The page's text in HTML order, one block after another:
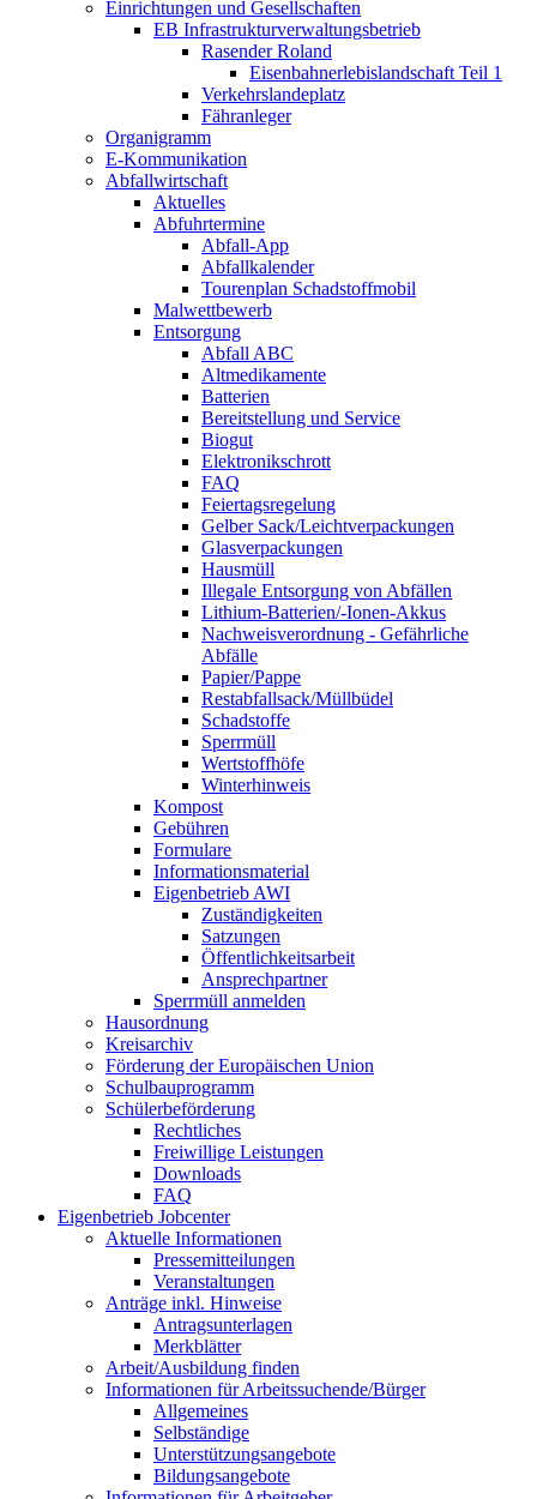
Einrichtungen und Gesellschaften
EB Infrastruktur­verwaltungsbetrieb
Rasender Roland
Eisenbahnerlebis­landschaft Teil 1
Verkehrslandeplatz
Fähranleger
Organigramm
E-Kommunikation
Abfallwirtschaft
Aktuelles
Abfuhrtermine
Abfall-App
Abfallkalender
Tourenplan Schadstoffmobil
Malwettbewerb
Entsorgung
Abfall ABC
Altmedikamente
Batterien
Bereitstellung und Service
Biogut
Elektronikschrott
FAQ
Feiertagsregelung
Gelber Sack/Leichtverpackungen
Glasverpackungen
Hausmüll
Illegale Entsorgung von Abfällen
Lithium-Batterien/-Ionen-Akkus
Nachweisverordnung - Gefährliche
Abfälle
Papier/Pappe
Restabfallsack/Müllbüdel
Schadstoffe
Sperrmüll
Wertstoffhöfe
Winterhinweis
Kompost
Gebühren
Formulare
Informationsmaterial
Eigenbetrieb AWI
Zuständigkeiten
Satzungen
Öffentlichkeitsarbeit
Ansprechpartner
Sperrmüll anmelden
Hausordnung
Kreisarchiv
Förderung der Europäischen Union
Schulbauprogramm
Schülerbeförderung
Rechtliches
Freiwillige Leistungen
Downloads
FAQ
Eigenbetrieb Jobcenter
Aktuelle Informationen
Pressemitteilungen
Veranstaltungen
Anträge inkl. Hinweise
Antragsunterlagen
Merkblätter
Arbeit/Ausbildung finden
Informationen für Arbeitssuchende/Bürger
Allgemeines
Selbständige
Unterstützungs­angebote
Bildungsangebote